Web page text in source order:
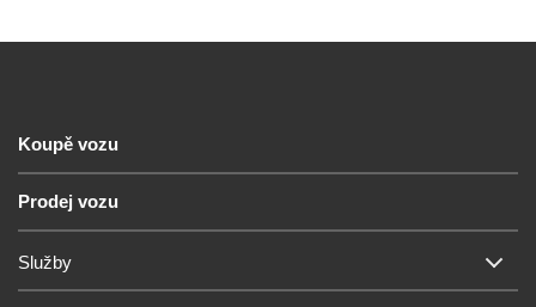
Koupě vozu
Prodej vozu
Služby